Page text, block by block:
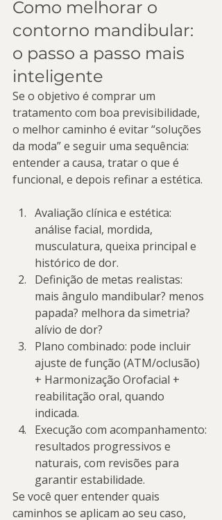
Como melhorar o
contorno mandibular:
o passo a passo mais
inteligente
Se o objetivo é comprar um
tratamento com boa previsibilidade,
o melhor caminho é evitar “soluções
da moda” e seguir uma sequência:
entender a causa, tratar o que é
funcional, e depois refinar a estética.
Avaliação clínica e estética:
análise facial, mordida,
musculatura, queixa principal e
histórico de dor.
Definição de metas realistas:
mais ângulo mandibular? menos
papada? melhora da simetria?
alívio de dor?
Plano combinado: pode incluir
ajuste de função (ATM/oclusão)
+ Harmonização Orofacial +
reabilitação oral, quando
indicada.
Execução com acompanhamento:
resultados progressivos e
naturais, com revisões para
garantir estabilidade.
Se você quer entender quais
caminhos se aplicam ao seu caso,